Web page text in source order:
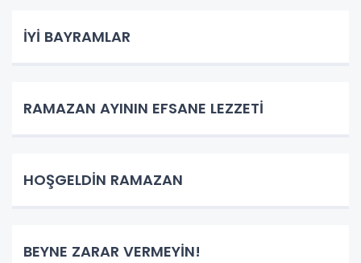
İYİ BAYRAMLAR
RAMAZAN AYININ EFSANE LEZZETİ
HOŞGELDİN RAMAZAN
BEYNE ZARAR VERMEYİN!